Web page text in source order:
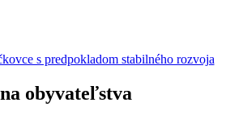
s predpokladom stabilného rozvoja
obyvateľstva